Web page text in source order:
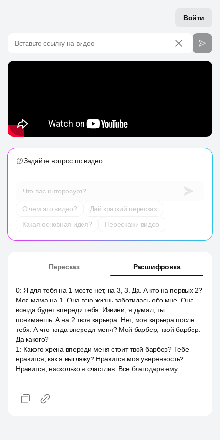
Войти
Вставьте ссылку на видео
Задайте вопрос по видео
Что вас интересует?
О чем это видео?
Дай краткий пересказ
Какая основная идея?
Перескажи видео
Пересказ Расшифровка
0: Я для тебя на 1 месте нет, на 3, 3. Да. А кто на первых 2?
Моя мама на 1. Она всю жизнь заботилась обо мне. Она
всегда будет впереди тебя. Извини, я думал, ты
понимаешь. А на 2 твоя карьера. Нет, моя карьера после
тебя. А что тогда впереди меня? Мой барбер, твой барбер.
Да какого?
1 : Какого хрена впереди меня стоит твой барбер? Тебе
нравится, как я выгляжу? Нравится моя уверенность?
Нравится, насколько я счастлив. Все благодаря ему.